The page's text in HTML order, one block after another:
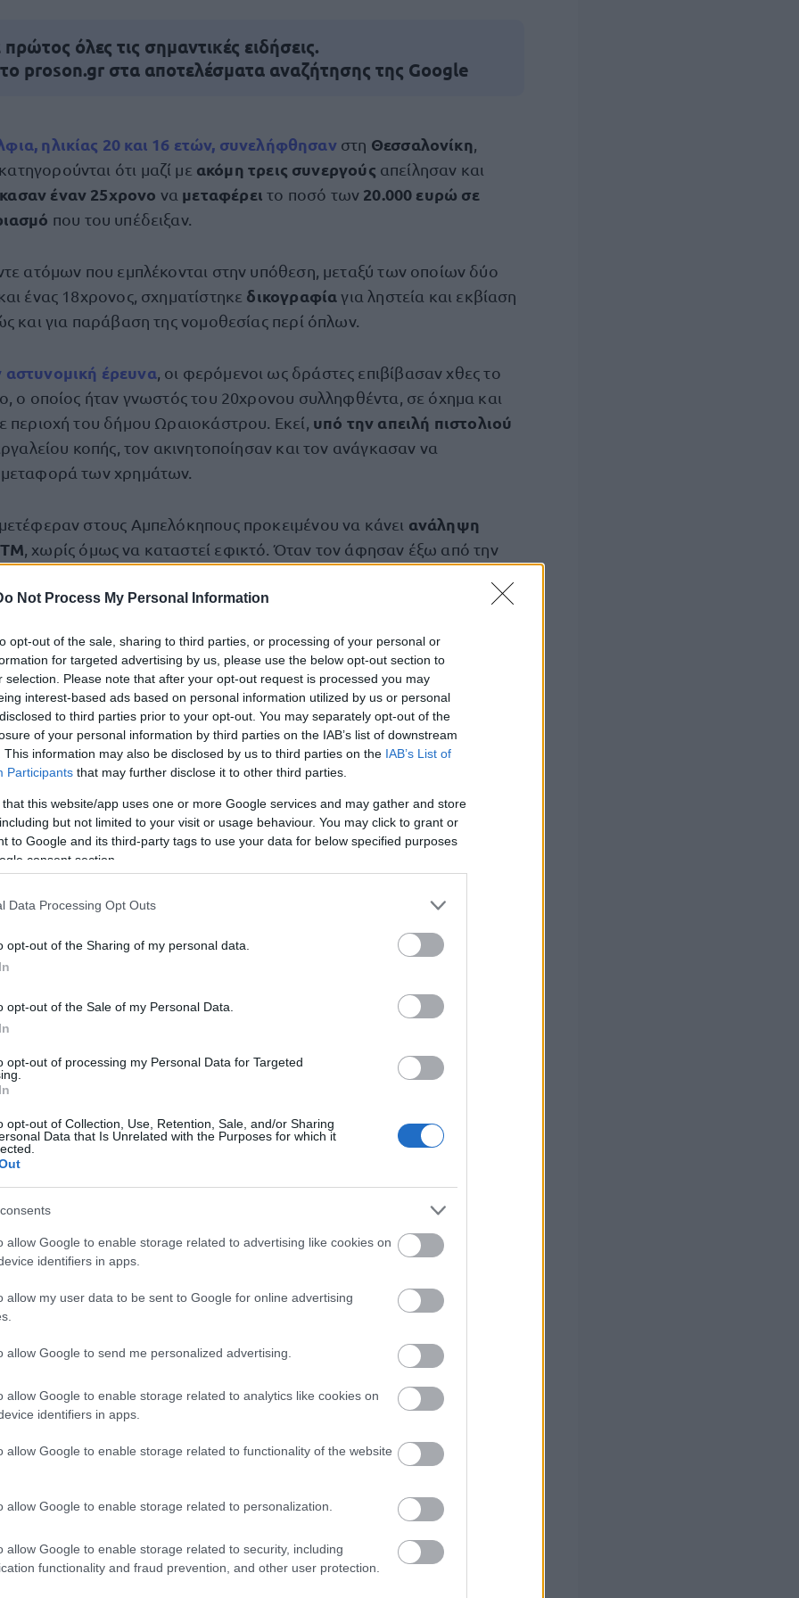
Not Process My Personal Information
opt-out of the sale, sharing to third parties, or processing of your personal or
for targeted advertising by us, please use the below opt-out section to
selection. Please note that after your opt-out request is processed you may
interest-based ads based on personal information utilized by us or personal
to third parties prior to your opt-out. You may separately opt-out of the
of your personal information by third parties on the IAB’s list of downstream
This information may also be disclosed by us to third parties on the IAB’s List of
Participants that may further disclose it to other third parties.
that this website/app uses one or more Google services and may gather and store
but not limited to your visit or usage behaviour. You may click to grant or
to Google and its third-party tags to use your data for below specified purposes
consent section.
Data Processing Opt Outs
opt-out of the Sharing of my personal data.
opt-out of the Sale of my Personal Data.
opt-out of processing my Personal Data for Targeted
opt-out of Collection, Use, Retention, Sale, and/or Sharing
Data that Is Unrelated with the Purposes for which it
allow Google to enable storage related to advertising like cookies on
identifiers in apps.
allow my user data to be sent to Google for online advertising
allow Google to send me personalized advertising.
allow Google to enable storage related to analytics like cookies on
identifiers in apps.
allow Google to enable storage related to functionality of the website
allow Google to enable storage related to personalization.
allow Google to enable storage related to security, including
functionality and fraud prevention, and other user protection.
όλες τις σημαντικές ειδήσεις.
proson.gr στα αποτελέσματα αναζήτησης της Google
, ηλικίας 20 και 16 ετών, συνελήφθησαν στη Θεσσαλονίκη
ότι μαζί με ακόμη τρεις συνεργούς απείλησαν και
έναν 25χρονο να μεταφέρειτο ποσό των 20.000 ευρώ σε
που του υπέδειξαν.
ατόμων που εμπλέκονται στην υπόθεση, μεταξύ των οποίων δύο
ένας 18χρονος, σχηματίστηκε δικογραφίαγια ληστεία και εκβίαση
και για παράβαση της νομοθεσίας περί όπλων.
αστυνομική έρευνα , οι φερόμενοι ως δράστες επιβίβασαν χθες το
ο οποίος ήταν γνωστός του 20χρονου συλληφθέντα, σε όχημα και
περιοχή του δήμου Ωραιοκάστρου. Εκεί, υπό την απειλή πιστολιού
κοπής, τον ακινητοποίησαν και τον ανάγκασαν να
των χρημάτων.
στους Αμπελόκηπους προκειμένου να κάνει ανάληψη
, χωρίς όμως να καταστεί εφικτό. Όταν τον άφησαν έξω από την
τον να μην ενημερώσει την Αστυνομία, όπως αναφέρεται σε
ύστερα από αναζητήσεις αστυνομικών του Τμήματος
Εγκλημάτων Ωραιοκάστρου, με τη συνδρομή του Τμήματος
της Εγκληματικότητας. Κατά τις έρευνες που
στις οικίες τους κατασχέθηκαν ένα πιστόλι, ένα αεροβόλο τύπου
τύπου airsoft και τέσσερα μαχαίρια.
οδηγούνται στον αρμόδιο εισαγγελέα, ενώ οι έρευνες για τον
συνεργών τους βρίσκονται σε εξέλιξη.
Αγγλικών σε μόνο 2 ημέρες στα χέρια σας
η πιο Εύκολη Πιστοποίηση Υπολογιστών σε 2
όλες τις σημαντικές ειδήσεις.
το proson.gr στα αποτελέσματα αναζήτησης της Google
θέσεις εργασίας στο Δημόσιο (χωρίς πτυχίο)
προσλήψεων 2027 - Παρατείνεται το Β'